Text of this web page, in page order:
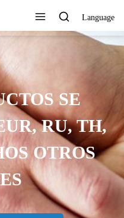
Language
SE
RU, TH,
OTROS